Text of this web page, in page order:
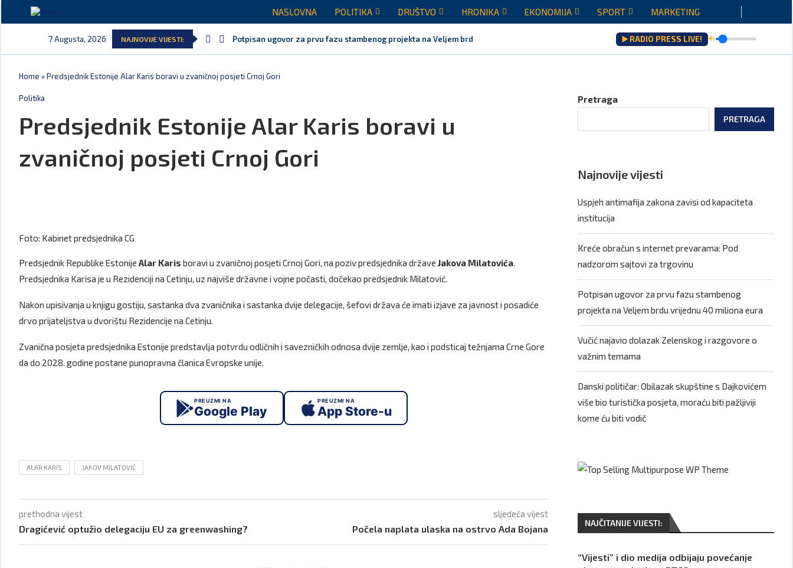
NASLOVNA POLITIKA DRUŠTVO HRONIKA EKONOMIJA SPORT MARKETING
7 Augusta, 2026 NAJNOVIJE VIJESTI: Potpisan ugovor za prvu fazu stambenog projekta na Veljem brdu vrijednu... ▶️ RADIO PRESS LIVE! 🔊
Home »Predsjednik Estonije Alar Karis boravi u zvaničnoj posjeti Crnoj Gori
Politika
Predsjednik Estonije Alar Karis boravi u
zvaničnoj posjeti Crnoj Gori
Foto: Kabinet predsjednika CG
Predsjednik Republike Estonije Alar Karis boravi u zvaničnoj posjeti Crnoj Gori, na poziv predsjednika države Jakova Milatovića.
Predsjednika Karisa je u Rezidenciji na Cetinju, uz najviše državne i vojne počasti, dočekao predsjednik Milatović.
Nakon upisivanja u knjigu gostiju, sastanka dva zvaničnika i sastanka dvije delegacije, šefovi država će imati izjave za javnost i posadiće
drvo prijateljstva u dvorištu Rezidencije na Cetinju.
Zvanična posjeta predsjednika Estonije predstavlja potvrdu odličnih i savezničkih odnosa dvije zemlje, kao i podsticaj težnjama Crne Gore
da do 2028. godine postane punopravna članica Evropske unije.
PREUZMI NA
Google Play
PREUZMI NA
App Store-u
ALAR KARIS JAKOV MILATOVIĆ
prethodna vijest
Dragićević optužio delegaciju EU za greenwashing?
sljedeća vijest
Počela naplata ulaska na ostrvo Ada Bojana
Pretraga
PRETRAGA
Najnovije vijesti
Uspjeh antimafija zakona zavisi od kapaciteta
institucija
Kreće obračun s internet prevarama: Pod
nadzorom sajtovi za trgovinu
Potpisan ugovor za prvu fazu stambenog
projekta na Veljem brdu vrijednu 40 miliona eura
Vučić najavio dolazak Zelenskog i razgovore o
važnim temama
Danski političar: Obilazak skupštine s Dajkovićem
više bio turistička posjeta, moraću biti pažljiviji
kome ću biti vodič
NAJČITANIJE VIJESTI:
“Vijesti” i dio medija odbijaju povećanje